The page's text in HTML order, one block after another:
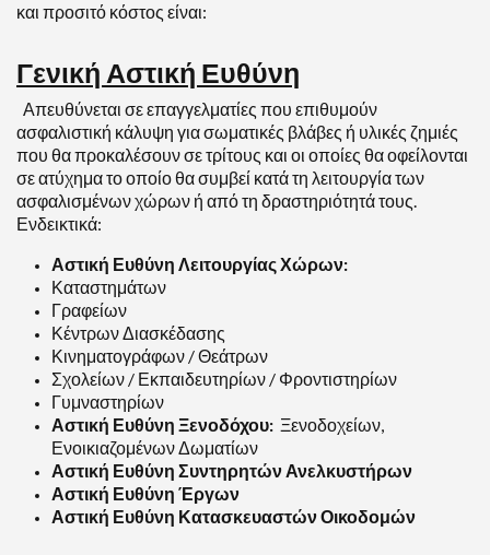
και προσιτό κόστος είναι:
Γενική Αστική Ευθύνη
Απευθύνεται σε επαγγελματίες που επιθυμούν
ασφαλιστική κάλυψη για σωματικές βλάβες ή υλικές ζημιές
που θα προκαλέσουν σε τρίτους και οι οποίες θα οφείλονται
σε ατύχημα το οποίο θα συμβεί κατά τη λειτουργία των
ασφαλισμένων χώρων ή από τη δραστηριότητά τους.
Ενδεικτικά:
Αστική Ευθύνη Λειτουργίας Χώρων:
Καταστημάτων
Γραφείων
Κέντρων Διασκέδασης
Κινηματογράφων / Θεάτρων
Σχολείων / Εκπαιδευτηρίων / Φροντιστηρίων
Γυμναστηρίων
Αστική Ευθύνη Ξενοδόχου: Ξενοδοχείων,
Ενοικιαζομένων Δωματίων
Αστική Ευθύνη Συντηρητών Ανελκυστήρων
Αστική Ευθύνη Έργων
Αστική Ευθύνη Κατασκευαστών Οικοδομών